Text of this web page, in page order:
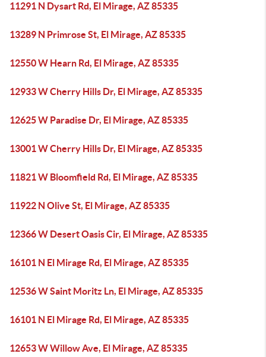
11291 N Dysart Rd, El Mirage, AZ 85335
13289 N Primrose St, El Mirage, AZ 85335
12550 W Hearn Rd, El Mirage, AZ 85335
12933 W Cherry Hills Dr, El Mirage, AZ 85335
12625 W Paradise Dr, El Mirage, AZ 85335
13001 W Cherry Hills Dr, El Mirage, AZ 85335
11821 W Bloomfield Rd, El Mirage, AZ 85335
11922 N Olive St, El Mirage, AZ 85335
12366 W Desert Oasis Cir, El Mirage, AZ 85335
16101 N El Mirage Rd, El Mirage, AZ 85335
12536 W Saint Moritz Ln, El Mirage, AZ 85335
16101 N El Mirage Rd, El Mirage, AZ 85335
12653 W Willow Ave, El Mirage, AZ 85335